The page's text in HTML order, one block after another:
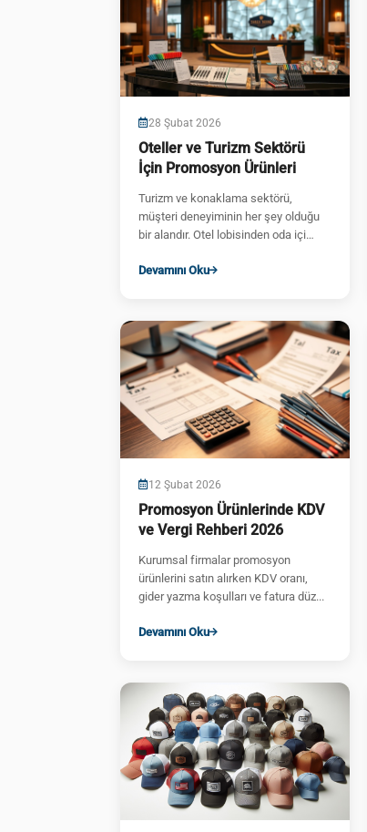
28 Şubat 2026
Oteller ve Turizm Sektörü
İçin Promosyon Ürünleri
Turizm ve konaklama sektörü,
müşteri deneyiminin her şey olduğu
bir alandır. Otel lobisinden oda içi
kongre orga...
Devamını Oku
12 Şubat 2026
Promosyon Ürünlerinde KDV
ve Vergi Rehberi 2026
Kurumsal firmalar promosyon
ürünlerini satın alırken KDV oranı,
gider yazma koşulları ve fatura düz...
Devamını Oku